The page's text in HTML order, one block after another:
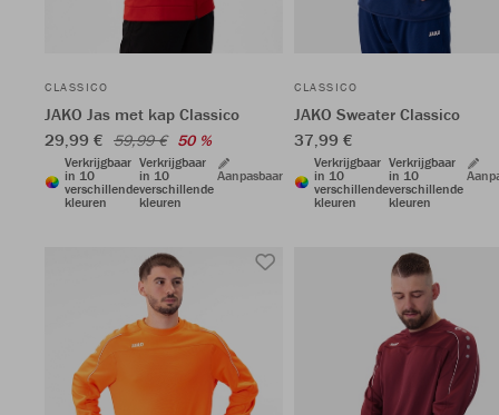
CLASSICO
JAKO Jas met kap Classico
29,99 € 59,99 € 50 %
Verkrijgbaar
in 10
verschillende
kleuren
Verkrijgbaar
in 10
verschillende
kleuren
Aanpasbaar
CLASSICO
JAKO Sweater Classico
37,99 €
Verkrijgbaar
in 10
verschillende
kleuren
Verkrijgbaar
in 10
verschillende
kleuren